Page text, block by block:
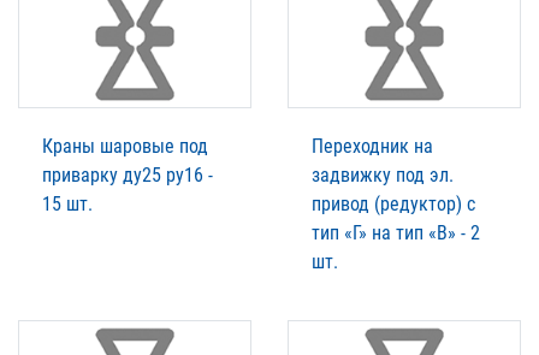
Краны шаровые под
приварку ду25 ру16 -
15 шт.
Переходник на
задвижку под эл.
привод (редуктор) с
тип «Г» на тип «В» - 2
шт.